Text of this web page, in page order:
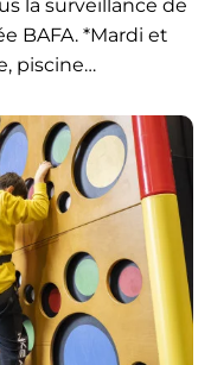
la surveillance de
BAFA. *Mardi et
piscine…